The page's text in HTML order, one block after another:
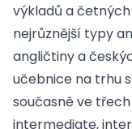
výkladů a
nejrůznější typy
angličtiny a
učebnice na trhu
současně ve
intermediate,